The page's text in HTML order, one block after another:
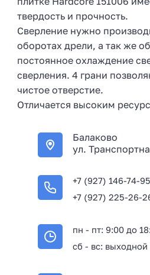
твердость и прочность.
Сверление нужно
оборотах дрели, а так же
постоянное охлаждение
сверления. 4 грани
чистое отверстие.
Отличается высоким
Балаково
ул.
+7 (927) 146-74-95
+7 (927) 225-26-
пн - пт: 9:00 до
сб - вс: выходной